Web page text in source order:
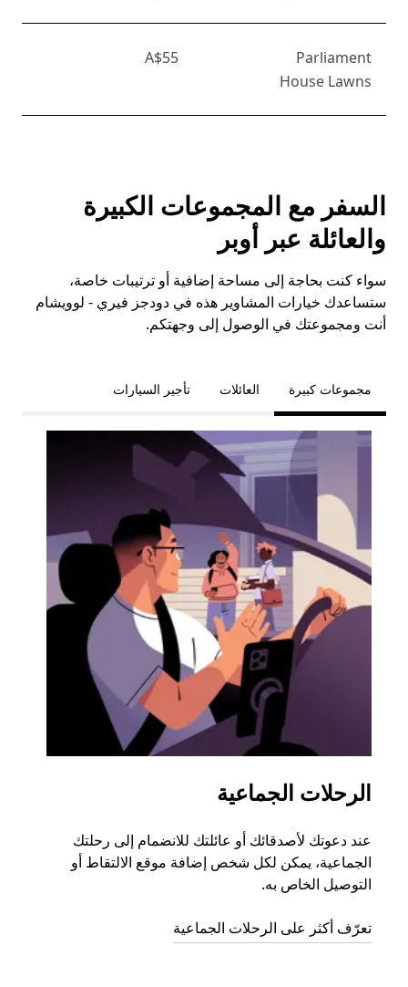
Parliament
House Lawns
A$55
السفر مع المجموعات الكبيرة
والعائلة عبر أوبر
سواء كنت بحاجة إلى مساحة إضافية أو ترتيبات خاصة،
ستساعدك خيارات المشاوير هذه في دودجز فيري - لوويشام
أنت ومجموعتك في الوصول إلى وجهتكم.
مجموعات كبيرة العائلات تأجير السيارات
الرحلات الجماعية
عند دعوتك لأصدقائك أو عائلتك للانضمام إلى رحلتك
الجماعية، يمكن لكل شخص إضافة موقع الالتقاط أو
التوصيل الخاص به.
تعرّف أكثر على الرحلات الجماعية